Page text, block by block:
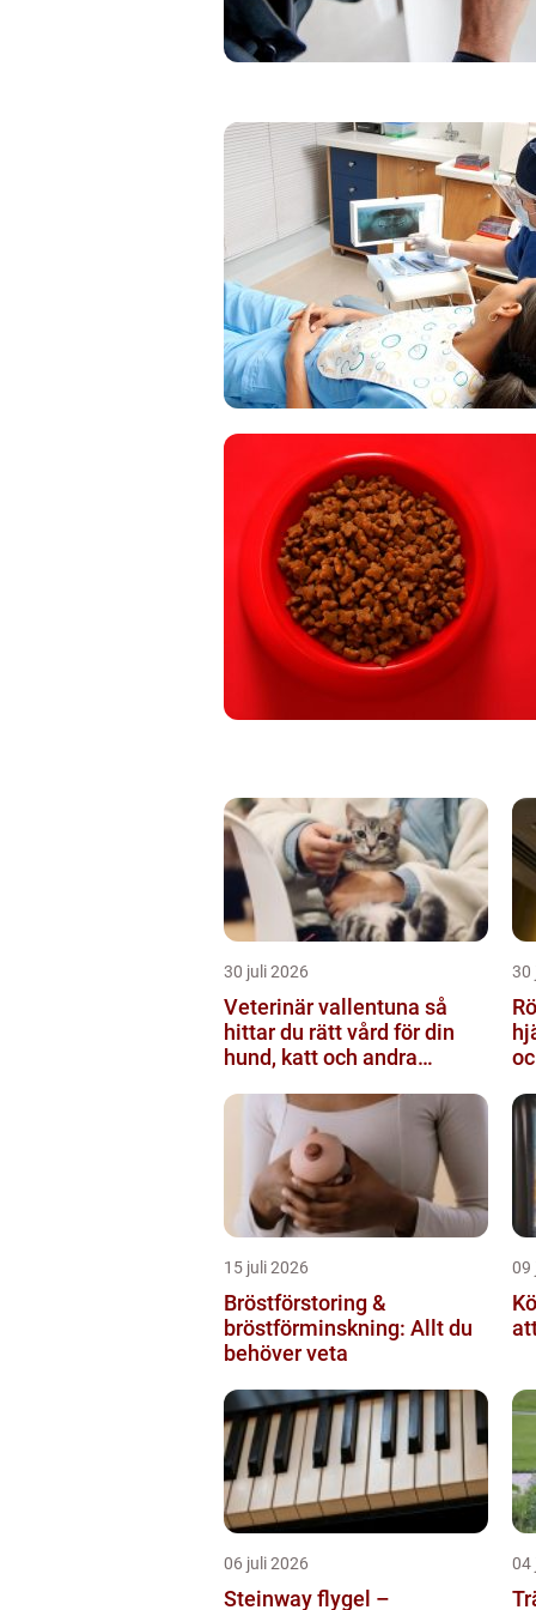
30 juli 2026
Veterinär vallentuna så
hittar du rätt vård för din
hund, katt och andra
30
15 juli 2026
Bröstförstoring &
bröstförminskning: Allt du
behöver veta
09
06 juli 2026
Steinway flygel –
04